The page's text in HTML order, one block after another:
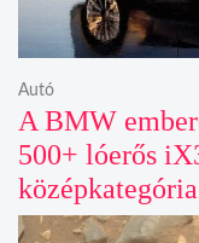
A BMW
500+ lóerős
középkategória
Autó